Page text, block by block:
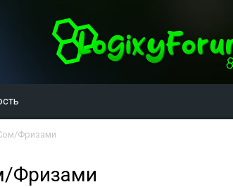
Фризами
Фризами